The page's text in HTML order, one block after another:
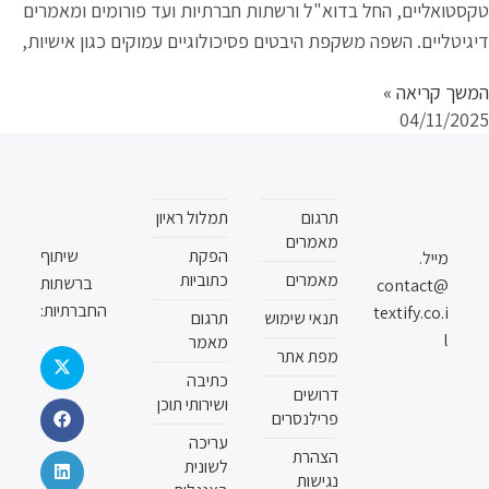
טקסטואליים, החל בדוא"ל ורשתות חברתיות ועד פורומים ומאמרים
דיגיטליים. השפה משקפת היבטים פסיכולוגיים עמוקים כגון אישיות,
המשך קריאה »
04/11/2025
מייל.
contact@
textify.co.i
l
תרגום
מאמרים
מאמרים
תנאי שימוש
מפת אתר
דרושים
פרילנסרים
הצהרת
נגישות
תמלול ראיון
הפקת
כתוביות
תרגום
מאמר
כתיבה
ושירותי תוכן
עריכה
לשונית
שיתוף
ברשתות
החברתיות: